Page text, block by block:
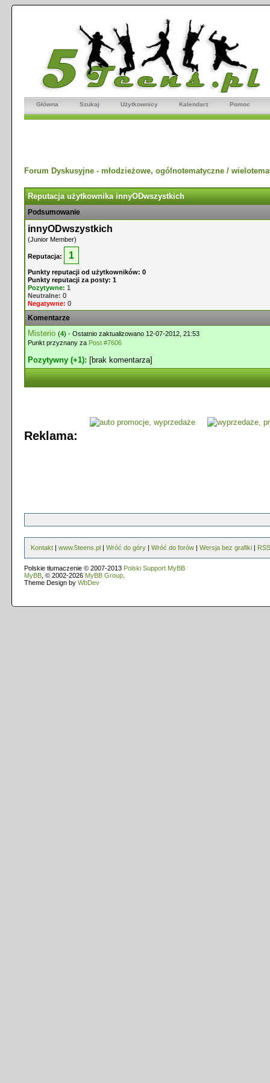
Główna Szukaj Użytkownicy Kalendarz Pomoc
Forum Dyskusyjne - młodzieżowe, ogólnotematyczne /
Reputacja użytkownika innyODwszystkich
Podsumowanie
innyODwszystkich
(Junior Member)
Reputacja: 1
Punkty reputacji od użytkowników: 0
Punkty reputacji za posty: 1
Pozytywne: 1
Neutralne: 0
Negatywne: 0
Komentarze
Misterio (4) - Ostatnio zaktualizowano 12-07-2012, 21:53
Punkt przyznany za Post #7606
Pozytywny (+1): [brak komentarza]
Reklama:
Kontakt | www.5teens.pl | Wróć do góry | Wróć do forów | Wersja bez grafiki | RSS
Polskie tłumaczenie © 2007-2013 Polski Support MyBB
MyBB , © 2002-2026 MyBB Group
Theme Design by WbDev